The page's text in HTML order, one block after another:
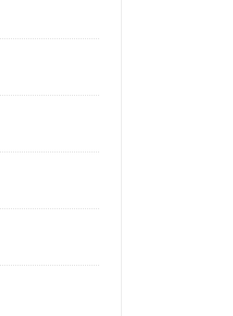
鶏肉のトマト煮込み